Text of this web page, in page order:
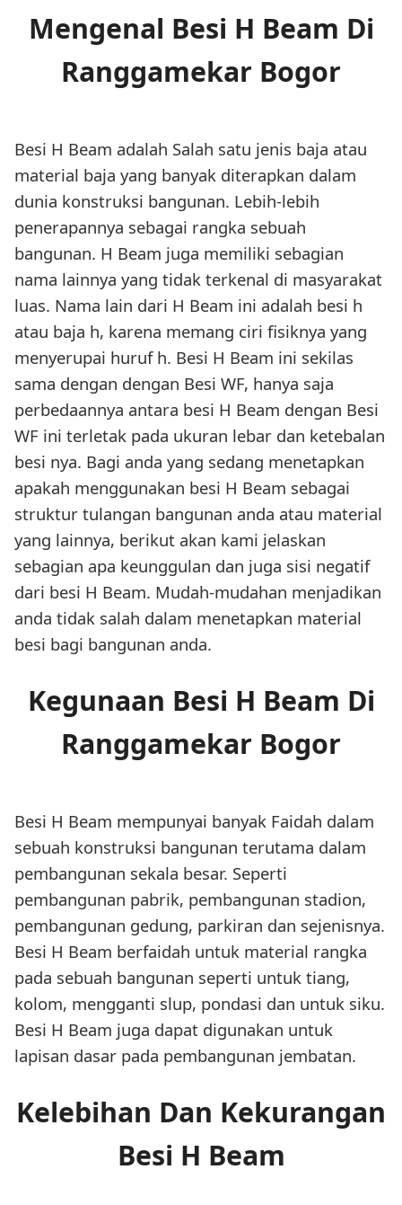
Mengenal Besi H Beam Di
Ranggamekar Bogor
Besi H Beam adalah Salah satu jenis baja atau
material baja yang banyak diterapkan dalam
dunia konstruksi bangunan. Lebih-lebih
penerapannya sebagai rangka sebuah
bangunan. H Beam juga memiliki sebagian
nama lainnya yang tidak terkenal di masyarakat
luas. Nama lain dari H Beam ini adalah besi h
atau baja h, karena memang ciri fisiknya yang
menyerupai huruf h. Besi H Beam ini sekilas
sama dengan dengan Besi WF, hanya saja
perbedaannya antara besi H Beam dengan Besi
WF ini terletak pada ukuran lebar dan ketebalan
besi nya. Bagi anda yang sedang menetapkan
apakah menggunakan besi H Beam sebagai
struktur tulangan bangunan anda atau material
yang lainnya, berikut akan kami jelaskan
sebagian apa keunggulan dan juga sisi negatif
dari besi H Beam. Mudah-mudahan menjadikan
anda tidak salah dalam menetapkan material
besi bagi bangunan anda.
Kegunaan Besi H Beam Di
Ranggamekar Bogor
Besi H Beam mempunyai banyak Faidah dalam
sebuah konstruksi bangunan terutama dalam
pembangunan sekala besar. Seperti
pembangunan pabrik, pembangunan stadion,
pembangunan gedung, parkiran dan sejenisnya.
Besi H Beam berfaidah untuk material rangka
pada sebuah bangunan seperti untuk tiang,
kolom, mengganti slup, pondasi dan untuk siku.
Besi H Beam juga dapat digunakan untuk
lapisan dasar pada pembangunan jembatan.
Kelebihan Dan Kekurangan
Besi H Beam